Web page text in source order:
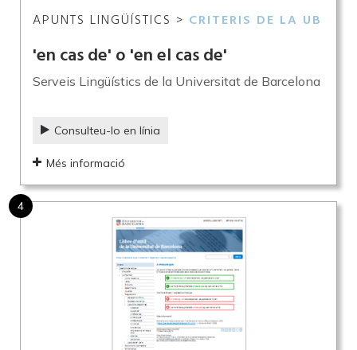
APUNTS LINGÜÍSTICS > CRITERIS DE LA UB
'en cas de' o 'en el cas de'
Serveis Lingüístics de la Universitat de Barcelona
Consulteu-lo en línia
Més informació
4